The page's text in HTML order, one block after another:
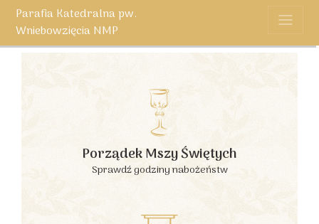
Parafia Katedralna pw.
Wniebowzięcia NMP
Porządek Mszy Świętych
Sprawdź godziny nabożeństw